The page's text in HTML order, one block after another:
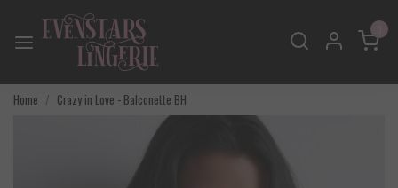
Home Crazy in Love - Balconette BH